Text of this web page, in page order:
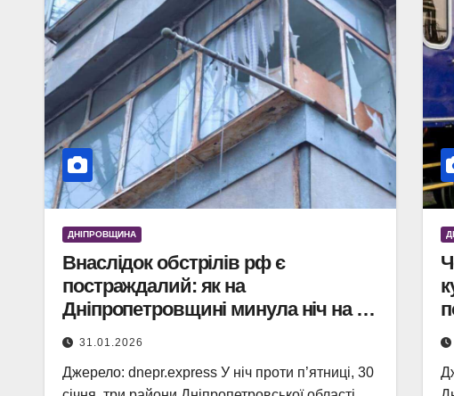
ДНІПРОВЩИНА
Внаслідок обстрілів рф є
постраждалий: як на
Дніпропетровщині минула ніч на 30
січня
31.01.2026
Джерело: dnepr.express У ніч проти п’ятниці, 30